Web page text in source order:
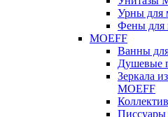
Урны для
Фены для
MOEFF
Ванны
Душевые
Зеркала
MOEFF